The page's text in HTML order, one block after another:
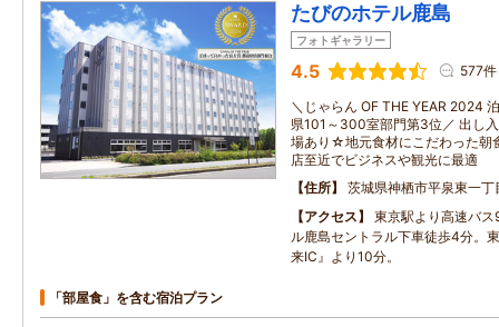
たびのホテル鹿島
フォトギャラリー
4.5 577件
＼じゃらん OF THE YEAR 2024
県101～300室部門第3位／ 出し
場あり☆地元食材にこだわった
店至近でビジネスや観光に最適
住所
茨城県神栖市平泉東一丁
アクセス
東京駅より高速バ
ル鹿島セントラル下車徒歩4分。
来IC』より10分。
「部屋食」を含む宿泊プラン